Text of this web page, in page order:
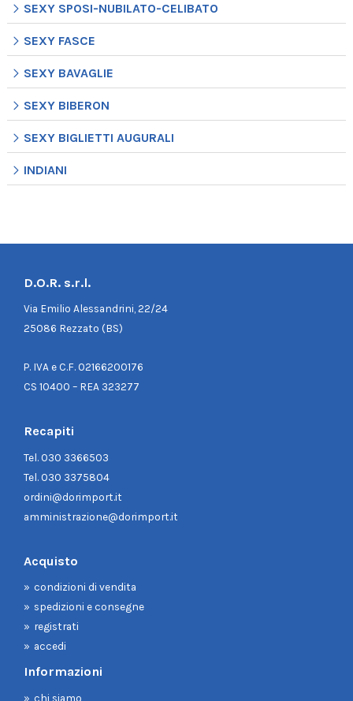
SEXY SPOSI-NUBILATO-CELIBATO
SEXY FASCE
SEXY BAVAGLIE
SEXY BIBERON
SEXY BIGLIETTI AUGURALI
INDIANI
D.O.R. s.r.l.
Via Emilio Alessandrini, 22/24
25086 Rezzato (BS)
P. IVA e C.F. 02166200176
CS 10400 – REA 323277
Recapiti
Tel.030 3366503
Tel.030 3375804
ordini@dorimport.it
amministrazione@dorimport.it
Acquisto
condizioni di vendita
spedizioni e consegne
registrati
accedi
Informazioni
chi siamo